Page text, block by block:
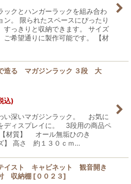
ックとハンガーラックを組み合わ
ン。 限られたスペースにぴったり
すっきりと収納できます。 サイズ
ご希望通りに製作可能です。 【材
造る マガジンラック ３段 大
込)
い深いマガジンラック。 お気に
ディスプレイに。 3段用の商品ペ
【材質】 オール無垢ひのき
】 高さ 約１３０ｃｍ…
イスト キャビネット 観音開き
収納棚 [００２３]